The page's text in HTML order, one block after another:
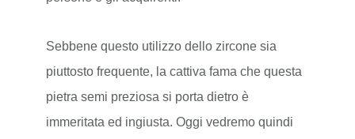
Sebbene questo utilizzo dello zircone sia
piuttosto frequente, la cattiva fama che questa
pietra semi preziosa si porta dietro è
immeritata ed ingiusta. Oggi vedremo quindi